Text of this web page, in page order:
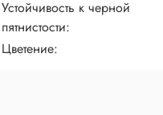
Устойчивость к черной
пятнистости:
Цветение: